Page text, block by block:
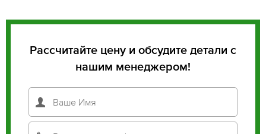
Рассчитайте цену и обсудите детали с
нашим менеджером!